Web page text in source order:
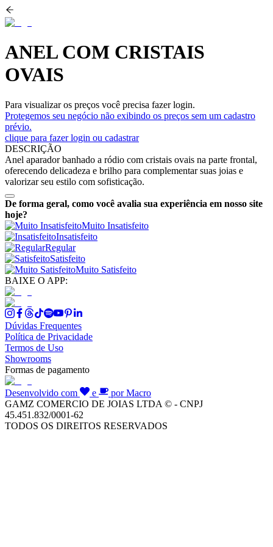
ANEL COM CRISTAIS
OVAIS
Para visualizar os preços você precisa fazer login.
Protegemos seu negócio não exibindo os preços sem um cadastro
prévio.
clique para fazer login ou cadastrar
DESCRIÇÃO
Anel aparador banhado a ródio com cristais ovais na parte frontal,
oferecendo delicadeza e brilho para complementar suas joias e
valorizar seu estilo com sofisticação.
De forma geral, como você avalia sua experiência em nosso site
hoje?
Muito Insatisfeito
Insatisfeito
Regular
Satisfeito
Muito Satisfeito
BAIXE O APP:
Dúvidas Frequentes
Política de Privacidade
Termos de Uso
Showrooms
Formas de pagamento
Desenvolvido com e
por Macro
GAMZ COMERCIO DE JOIAS LTDA © - CNPJ
45.451.832/0001-62
TODOS OS DIREITOS RESERVADOS